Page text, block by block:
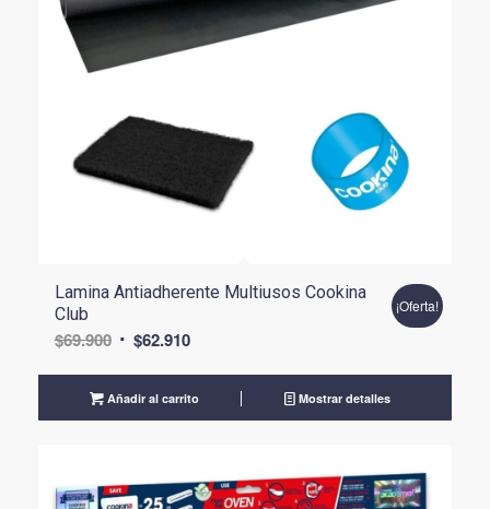
Lamina Antiadherente Multiusos Cookina
Club
$69.900 El
original
era:
$62.910El
actual
es:
¡Oferta!
Añadir al carrito Mostrar detalles